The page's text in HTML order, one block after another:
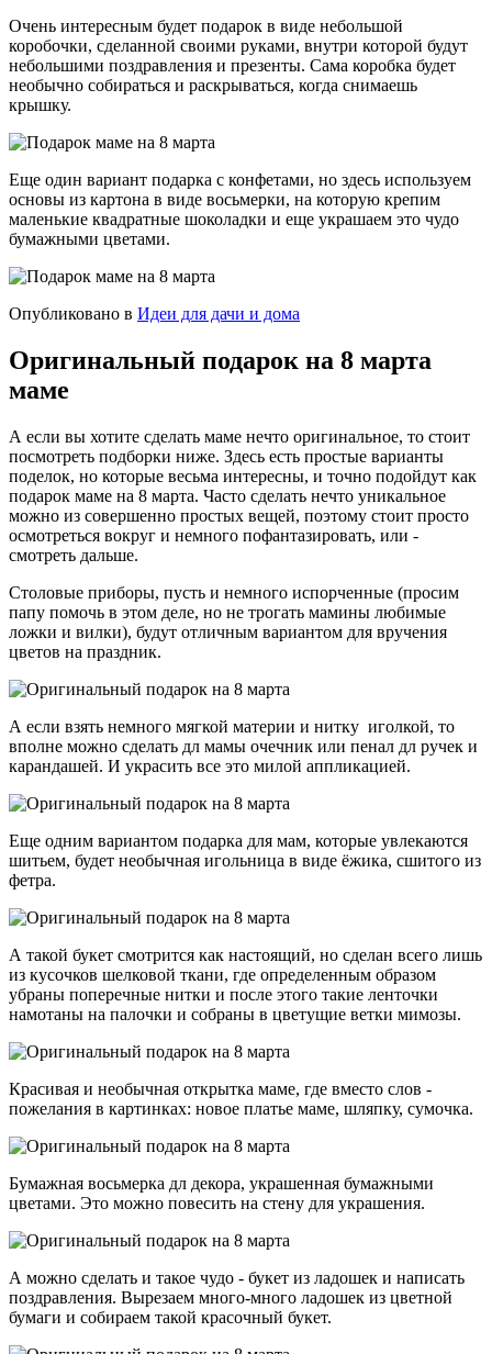
Очень интересным будет подарок в виде небольшой
коробочки, сделанной своими руками, внутри которой будут
небольшими поздравления и презенты. Сама коробка будет
необычно собираться и раскрываться, когда снимаешь
крышку.
Еще один вариант подарка с конфетами, но здесь используем
основы из картона в виде восьмерки, на которую крепим
маленькие квадратные шоколадки и еще украшаем это чудо
бумажными цветами.
Опубликовано в Идеи для дачи и дома
Оригинальный подарок на 8 марта
маме
А если вы хотите сделать маме нечто оригинальное, то стоит
посмотреть подборки ниже. Здесь есть простые варианты
поделок, но которые весьма интересны, и точно подойдут как
подарок маме на 8 марта. Часто сделать нечто уникальное
можно из совершенно простых вещей, поэтому стоит просто
осмотреться вокруг и немного пофантазировать, или -
смотреть дальше.
Столовые приборы, пусть и немного испорченные (просим
папу помочь в этом деле, но не трогать мамины любимые
ложки и вилки), будут отличным вариантом для вручения
цветов на праздник.
А если взять немного мягкой материи и нитку иголкой, то
вполне можно сделать дл мамы очечник или пенал дл ручек и
карандашей. И украсить все это милой аппликацией.
Еще одним вариантом подарка для мам, которые увлекаются
шитьем, будет необычная игольница в виде ёжика, сшитого из
фетра.
А такой букет смотрится как настоящий, но сделан всего лишь
из кусочков шелковой ткани, где определенным образом
убраны поперечные нитки и после этого такие ленточки
намотаны на палочки и собраны в цветущие ветки мимозы.
Красивая и необычная открытка маме, где вместо слов -
пожелания в картинках: новое платье маме, шляпку, сумочка.
Бумажная восьмерка дл декора, украшенная бумажными
цветами. Это можно повесить на стену для украшения.
А можно сделать и такое чудо - букет из ладошек и написать
поздравления. Вырезаем много-много ладошек из цветной
бумаги и собираем такой красочный букет.